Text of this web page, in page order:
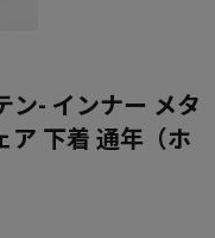
ン- インナー メタ
ア 下着 通年（ホ